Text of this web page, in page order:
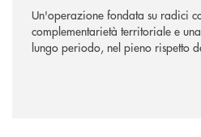
Un'operazione fondata su radici
complementarietà territoriale e
lungo periodo, nel pieno rispetto
negoziazione esclusiva per la